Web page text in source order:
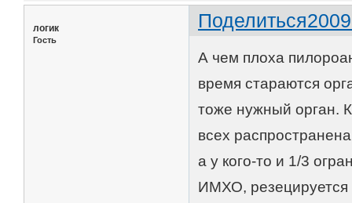
Поделиться
логик
Гость
А чем плоха
время стараются
тоже нужный орган.
всех
а у кого-то и 1/3
ИМХО, резецируется